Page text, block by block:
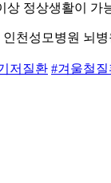
상 정상생활이 가
천성모병원 뇌
저질환 #겨울철질